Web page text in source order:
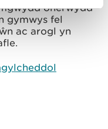
oherwydd
gymwys fel
ac arogl yn